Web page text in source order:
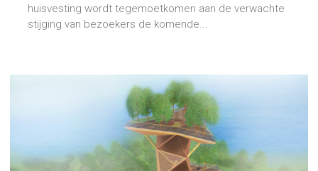
huisvesting wordt tegemoetkomen aan de verwachte
stijging van bezoekers de komende...